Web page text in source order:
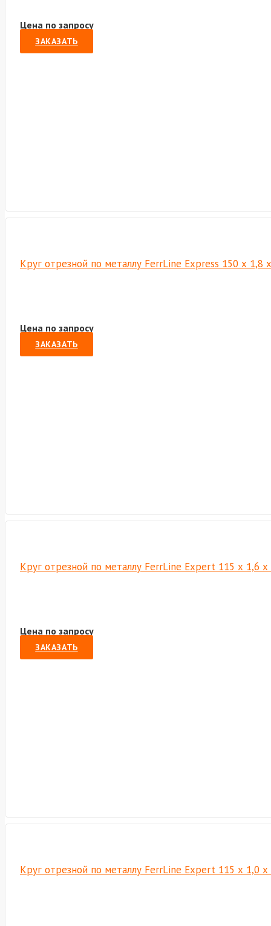
Цена по запросу
ЗАКАЗАТЬ
Круг отрезной по металлу FerrLine Express 150 х 1,8
Цена по запросу
ЗАКАЗАТЬ
Круг отрезной по металлу FerrLine Expert 115 х 1,6
Цена по запросу
ЗАКАЗАТЬ
Круг отрезной по металлу FerrLine Expert 115 х 1,0